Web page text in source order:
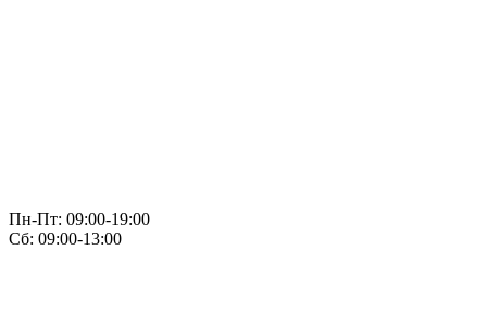
Пн-Пт: 09:00-19:00
Сб: 09:00-13:00